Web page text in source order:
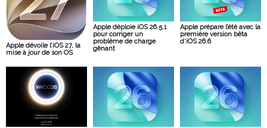
Apple dévoile l’iOS 27, la
mise à jour de son OS
Apple déploie iOS 26.5.1
pour corriger un
problème de charge
gênant
Apple prépare l’été avec la
première version bêta
d’iOS 26.6